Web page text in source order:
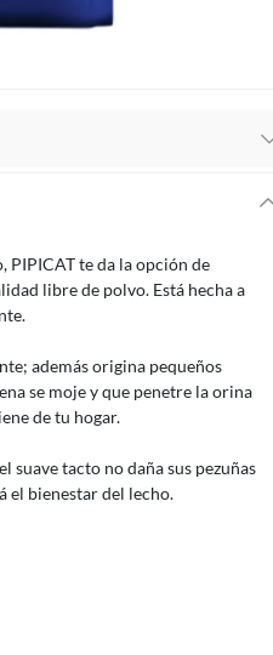
tal como te lo entregamos. Ten
con rapidez.
estado, con todas sus
de segunda selección,
PIPICAT te da la opción de
libre de polvo. Está hecha a
además origina pequeños
se moje y que penetre la orina
de tu hogar.
suave tacto no daña sus pezuñas
el bienestar del lecho.